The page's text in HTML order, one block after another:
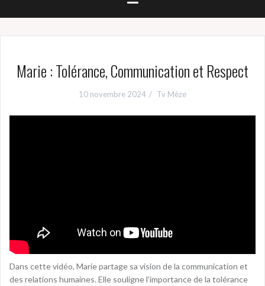
Marie : Tolérance, Communication et Respect
10 novembre 2024 Tv Mèze
Dans cette vidéo, Marie partage sa vision de la communication et
des relations humaines. Elle souligne l’importance de la tolérance